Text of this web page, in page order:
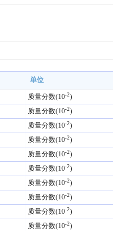
单位
质量分数(10-2)
质量分数(10-2)
质量分数(10-2)
质量分数(10-2)
质量分数(10-2)
质量分数(10-2)
质量分数(10-2)
质量分数(10-2)
质量分数(10-2)
质量分数(10-2)